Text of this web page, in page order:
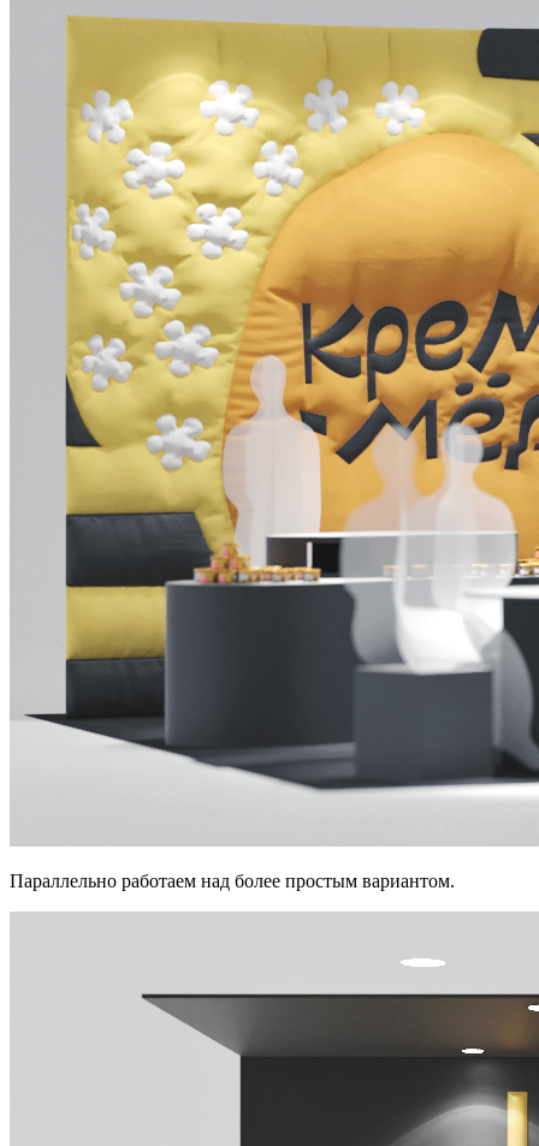
Параллельно работаем над более простым вариантом.